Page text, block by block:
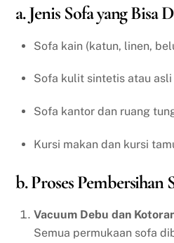
a. Jenis Sofa yang Bisa
Sofa kain (katun, linen,
Sofa kulit sintetis atau asli
Sofa kantor dan ruang
Kursi makan dan kursi
b. Proses Pembersihan
Vacuum Debu dan
Semua permukaan sofa